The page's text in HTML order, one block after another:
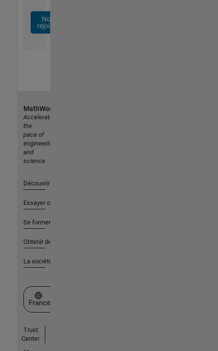
Nous
rejoindre
MathWorks
Accelerating
the
pace of
engineering
and
science
Découvrir les produits
Essayer ou acheter
Se former
Obtenir de l'aide
La société
Sélectionner un site web
France
Trust
Center